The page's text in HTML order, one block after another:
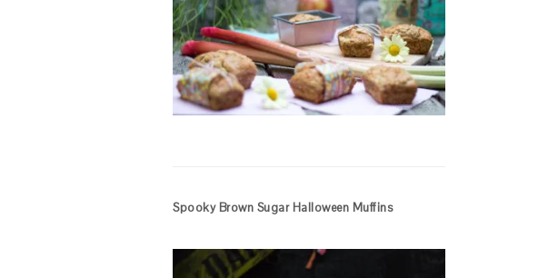
Spooky Brown Sugar Halloween Muffins